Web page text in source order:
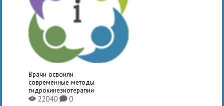
Врачи освоили
современные методы
гидрокинезиотерапии
X22040K0